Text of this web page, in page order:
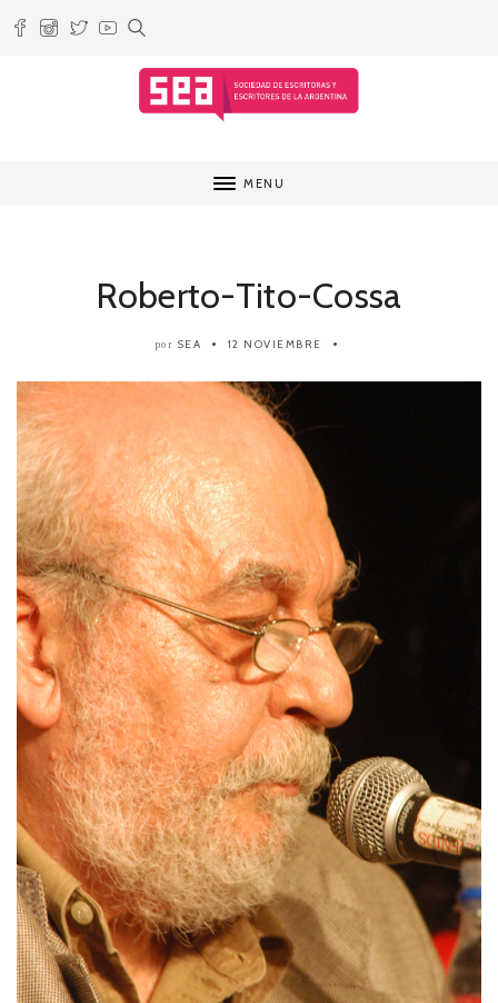
MENU
Roberto-Tito-Cossa
por SEA 12 NOVIEMBRE